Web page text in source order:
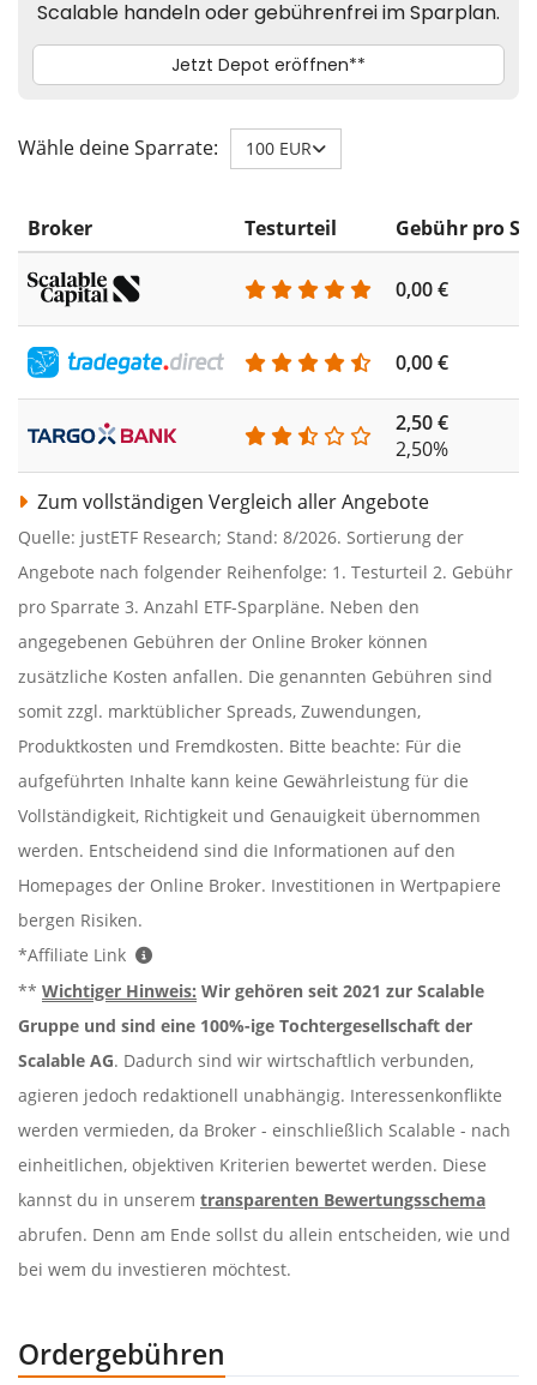
Wähle deine Sparrate: 100 EUR
Broker Testurteil Gebühr pro
0,00 €
0,00 €
2,50 €
2,50%
Zum vollständigen Vergleich aller Angebote
Quelle: justETF Research; Stand: 8/2026. Sortierung der
Angebote nach folgender Reihenfolge: 1. Testurteil 2. Gebühr
pro Sparrate 3. Anzahl ETF-Sparpläne. Neben den
angegebenen Gebühren der Online Broker können
zusätzliche Kosten anfallen. Die genannten Gebühren sind
somit zzgl. marktüblicher Spreads, Zuwendungen,
Produktkosten und Fremdkosten. Bitte beachte: Für die
aufgeführten Inhalte kann keine Gewährleistung für die
Vollständigkeit, Richtigkeit und Genauigkeit übernommen
werden. Entscheidend sind die Informationen auf den
Homepages der Online Broker. Investitionen in Wertpapiere
bergen Risiken.
*Affiliate Link
** Wichtiger Hinweis: Wir gehören seit 2021 zur Scalable
Gruppe und sind eine 100%-ige Tochtergesellschaft der
Scalable AG. Dadurch sind wir wirtschaftlich verbunden,
agieren jedoch redaktionell unabhängig. Interessenkonflikte
werden vermieden, da Broker - einschließlich Scalable - nach
einheitlichen, objektiven Kriterien bewertet werden. Diese
kannst du in unserem transparenten Bewertungsschema
abrufen. Denn am Ende sollst du allein entscheiden, wie und
bei wem du investieren möchtest.
Ordergebühren